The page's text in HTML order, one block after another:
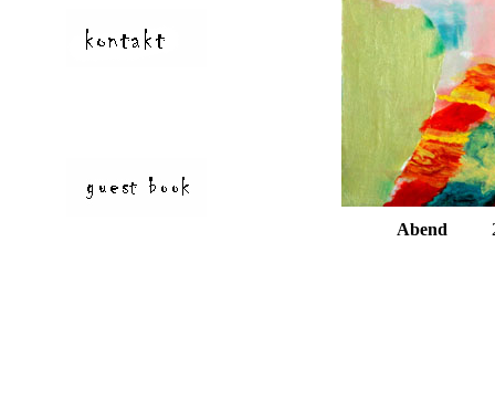
Abend